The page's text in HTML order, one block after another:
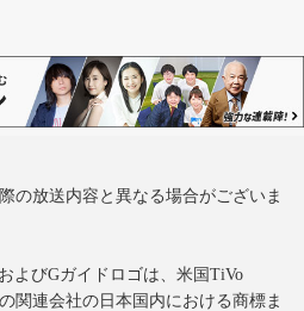
の放送内容と異なる場合がございま
よびGガイドロゴは、米国TiVo
関連会社の日本国内における商標ま